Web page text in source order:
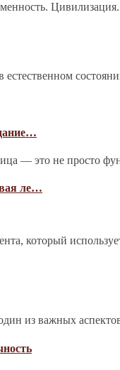
естественном
— это не просто
ле…
который
из важных